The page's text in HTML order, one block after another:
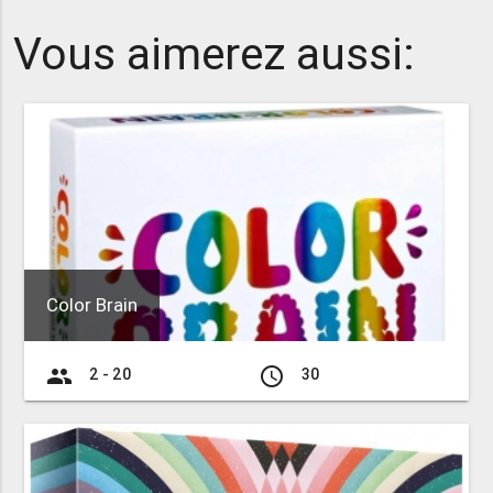
Vous aimerez aussi:
Color Brain
group 2 - 20 access_time 30